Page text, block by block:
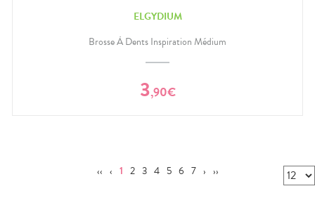
ELGYDIUM
Brosse À Dents Inspiration Médium
3,90€
‹‹ ‹ 1 2 3 4 5 6 7 › ››